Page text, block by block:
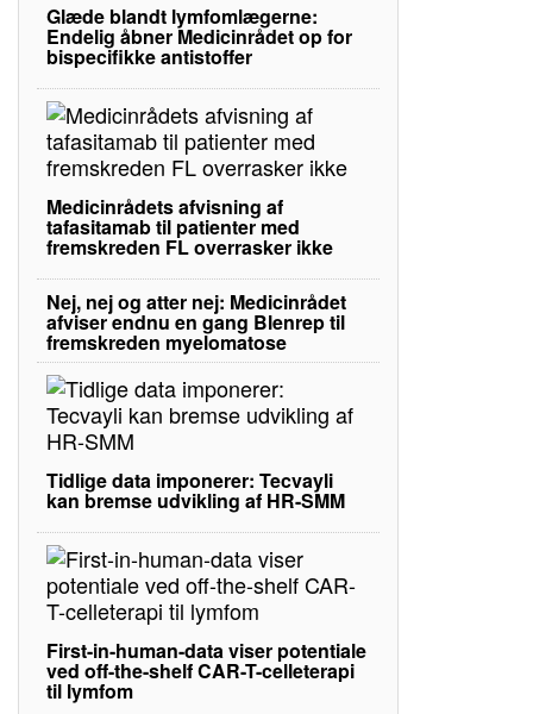
Glæde blandt lymfomlægerne:
Endelig åbner Medicinrådet op for
bispecifikke antistoffer
Medicinrådets afvisning af
tafasitamab til patienter med
fremskreden FL overrasker ikke
Nej, nej og atter nej: Medicinrådet
afviser endnu en gang Blenrep til
fremskreden myelomatose
Tidlige data imponerer: Tecvayli
kan bremse udvikling af HR-SMM
First-in-human-data viser potentiale
ved off-the-shelf CAR-T-celleterapi
til lymfom